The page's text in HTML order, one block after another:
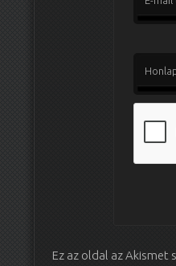
Ez az oldal az